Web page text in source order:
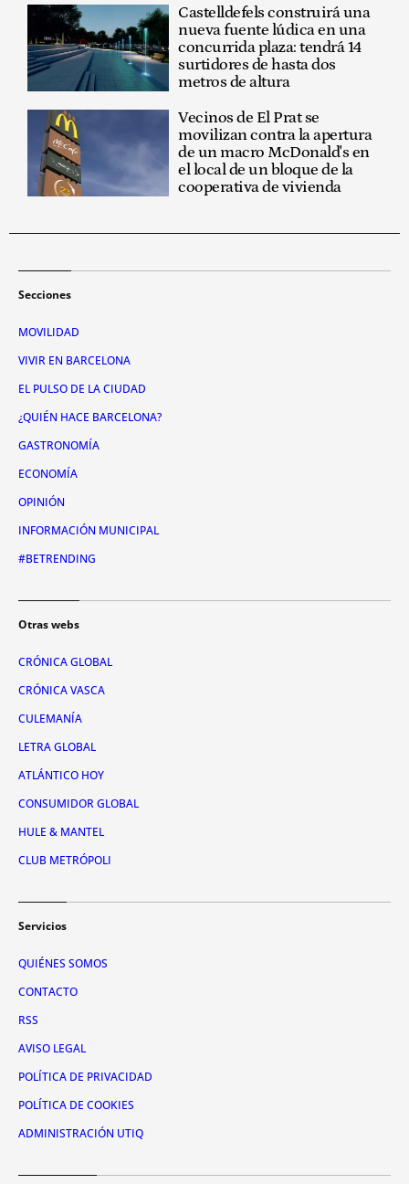
Castelldefels construirá una
nueva fuente lúdica en una
concurrida plaza: tendrá 14
surtidores de hasta dos
metros de altura
Vecinos de El Prat se
movilizan contra la apertura
de un macro McDonald's en
el local de un bloque de la
cooperativa de vivienda
Secciones
MOVILIDAD
VIVIR EN BARCELONA
EL PULSO DE LA CIUDAD
¿QUIÉN HACE BARCELONA?
GASTRONOMÍA
ECONOMÍA
OPINIÓN
INFORMACIÓN MUNICIPAL
#BETRENDING
Otras webs
CRÓNICA GLOBAL
CRÓNICA VASCA
CULEMANÍA
LETRA GLOBAL
ATLÁNTICO HOY
CONSUMIDOR GLOBAL
HULE & MANTEL
CLUB METRÓPOLI
Servicios
QUIÉNES SOMOS
CONTACTO
RSS
AVISO LEGAL
POLÍTICA DE PRIVACIDAD
POLÍTICA DE COOKIES
ADMINISTRACIÓN UTIQ